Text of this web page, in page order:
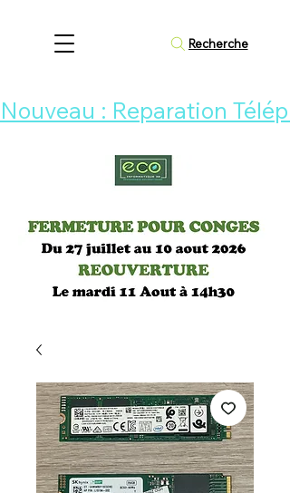
Recherche
Nouveau : Reparation